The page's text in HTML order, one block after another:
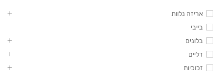
אריזה נלוות
בייבי
בלונים
דליים
זכוכיות